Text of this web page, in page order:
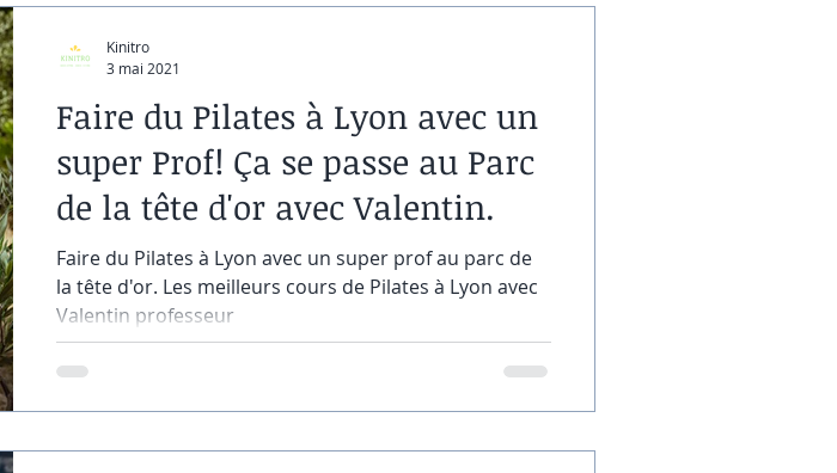
Faire du Pilates à Lyon avec un
super Prof! Ça se passe au Parc
de la tête d'or avec Valentin.
Faire du Pilates à Lyon avec un super prof au parc de
la tête d'or. Les meilleurs cours de Pilates à Lyon avec
Valentin professeur
Kinitro
3 mai 2021